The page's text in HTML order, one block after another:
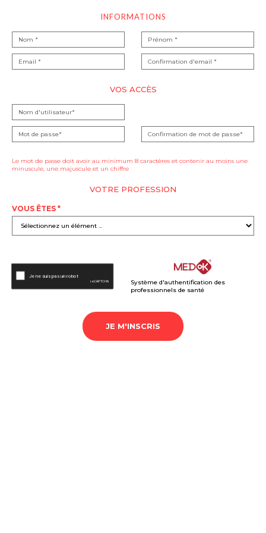
INFORMATIONS
VOS ACCÈS
Le mot de passe doit avoir au minimum 8 caractères et contenir au moins une
minuscule, une majuscule et un chiffre
VOTRE PROFESSION
VOUS ÊTES *
Système d'authentification des
professionnels de santé
JE M'INSCRIS